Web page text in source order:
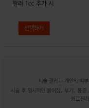
필러 1cc 추가 시
시술 결과는 개인의 피
시술 후 일시적인 붉어짐, 부기, 통
의료진